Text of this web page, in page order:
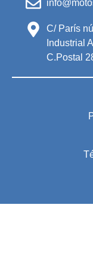
C/ París
Industrial
C.Postal